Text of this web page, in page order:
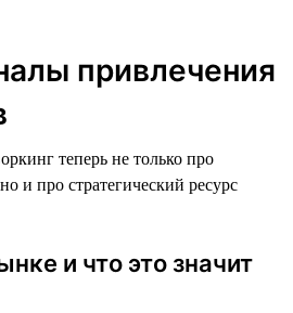
привлечения
теперь не только про
и про стратегический ресурс
и что это значит